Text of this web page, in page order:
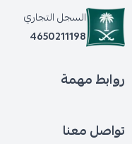
السجل التجاري
4650211198
روابط مهمة
تواصل معنا